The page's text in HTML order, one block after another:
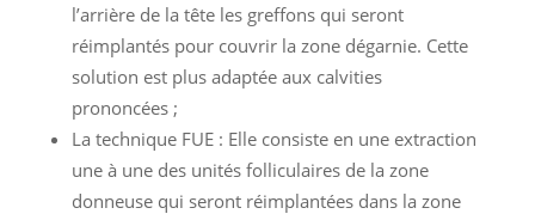
l’arrière de la tête les greffons qui seront
réimplantés pour couvrir la zone dégarnie. Cette
solution est plus adaptée aux calvities
prononcées ;
La technique FUE : Elle consiste en une extraction
une à une des unités folliculaires de la zone
donneuse qui seront réimplantées dans la zone